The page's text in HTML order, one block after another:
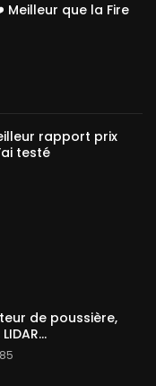
Meilleur que la Fire
rapport prix
testé
de poussière,